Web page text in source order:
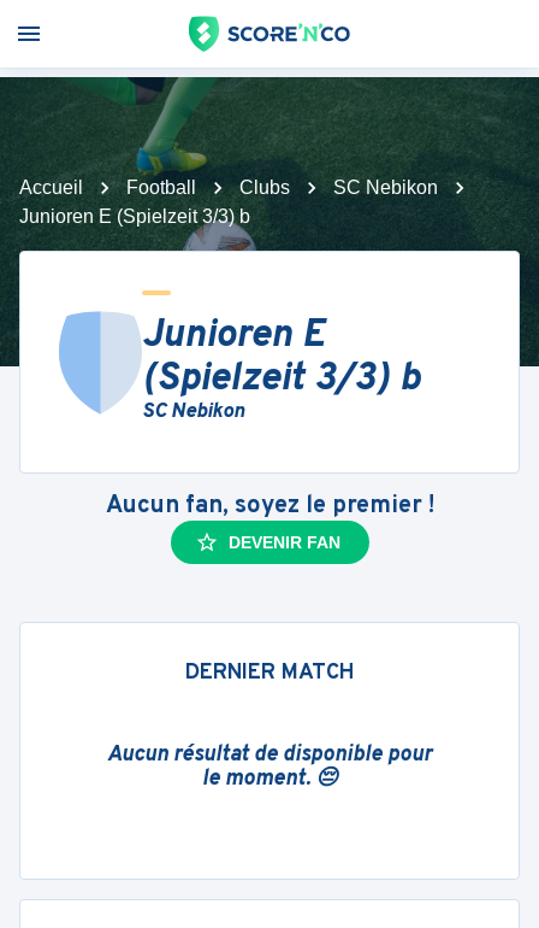
Accueil Football Clubs
SC Nebikon
Junioren E (Spielzeit 3/3) b
Junioren E
(Spielzeit 3/3) b
SC Nebikon
Aucun fan, soyez le premier !
DEVENIR FAN
DERNIER MATCH
Aucun résultat de disponible pour
le moment. 😔